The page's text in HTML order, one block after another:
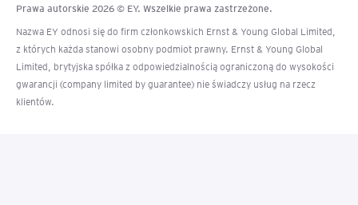
Prawa autorskie 2026 © EY. Wszelkie prawa zastrzeżone.
Nazwa EY odnosi się do firm członkowskich Ernst & Young Global Limited,
z których każda stanowi osobny podmiot prawny. Ernst & Young Global
Limited, brytyjska spółka z odpowiedzialnością ograniczoną do wysokości
gwarancji (company limited by guarantee) nie świadczy usług na rzecz
klientów.